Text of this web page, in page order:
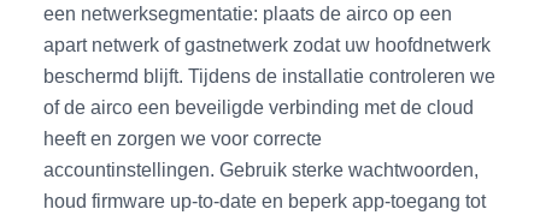
een netwerksegmentatie: plaats de airco op een
apart netwerk of gastnetwerk zodat uw hoofdnetwerk
beschermd blijft. Tijdens de installatie controleren we
of de airco een beveiligde verbinding met de cloud
heeft en zorgen we voor correcte
accountinstellingen. Gebruik sterke wachtwoorden,
houd firmware up-to-date en beperk app-toegang tot